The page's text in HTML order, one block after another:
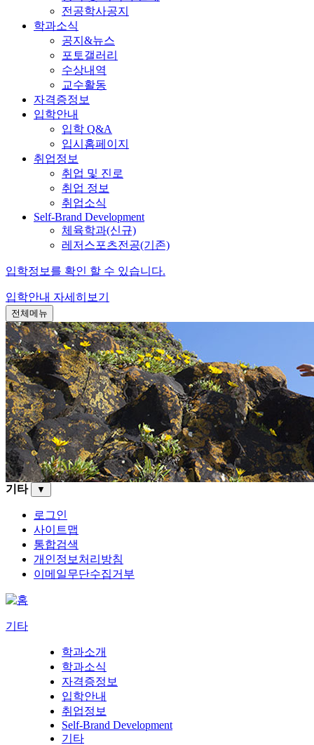
전공학사공지
학과소식
공지&뉴스
포토갤러리
수상내역
교수활동
자격증정보
입학안내
입학 Q&A
입시홈페이지
취업정보
취업 및 진로
취업 정보
취업소식
Self-Brand Development
체육학과(신규)
레저스포츠전공(기존)
입학정보를 확인 할 수 있습니다.
입학안내 자세히보기
전체메뉴
기타 ▼
로그인
사이트맵
통합검색
개인정보처리방침
이메일무단수집거부
기타
학과소개
학과소식
자격증정보
입학안내
취업정보
Self-Brand Development
기타